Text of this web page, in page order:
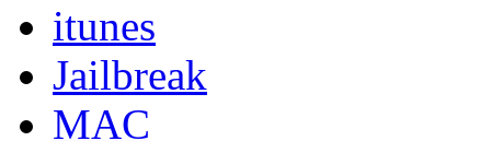
itunes
Jailbreak
MAC